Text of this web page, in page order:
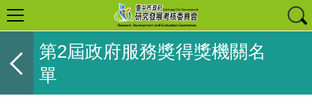
第2屆政府服務獎得獎機關名
單